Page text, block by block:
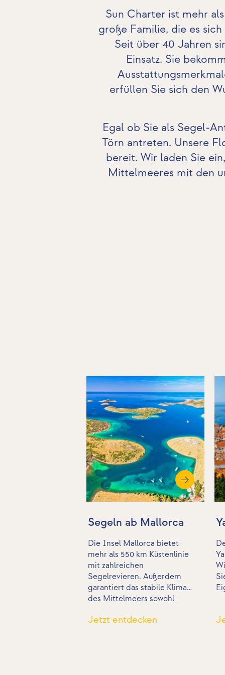
Sun Charter ist mehr
große Familie, die es
Seit über 40 Jahren
Einsatz. Sie
erfüllen Sie sich den
Egal ob Sie als Segel-
Törn antreten. Unsere
bereit. Wir laden Sie
Mittelmeeres mit den
Segeln ab Mallorca
Die Insel Mallorca bietet
mehr als 550 km Küstenlinie
mit zahlreichen
Segelrevieren. Außerdem
garantiert das stabile Klima
des Mittelmeers sowohl
erfahrenen Crews das ganze
Jetzt entdecken